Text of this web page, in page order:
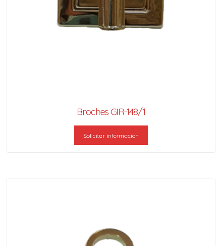
Broches GIR-148/1
Solicitar información